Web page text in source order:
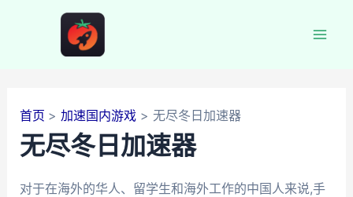
首页 加速国内游戏 无尽冬日加速器
无尽冬日加速器
对于在海外的华人、留学生和海外工作的中国人来说,手